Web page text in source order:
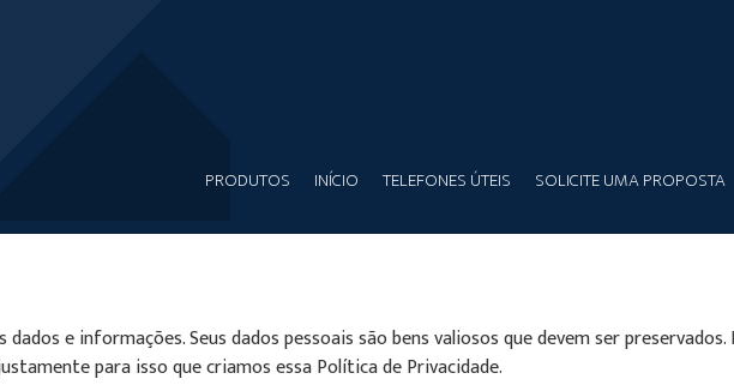
PRODUTOS INÍCIO TELEFONES ÚTEIS SOLICITE UMA PROPOSTA
e informações. Seus dados pessoais são bens valiosos que devem ser
para isso que criamos essa Política de Privacidade.